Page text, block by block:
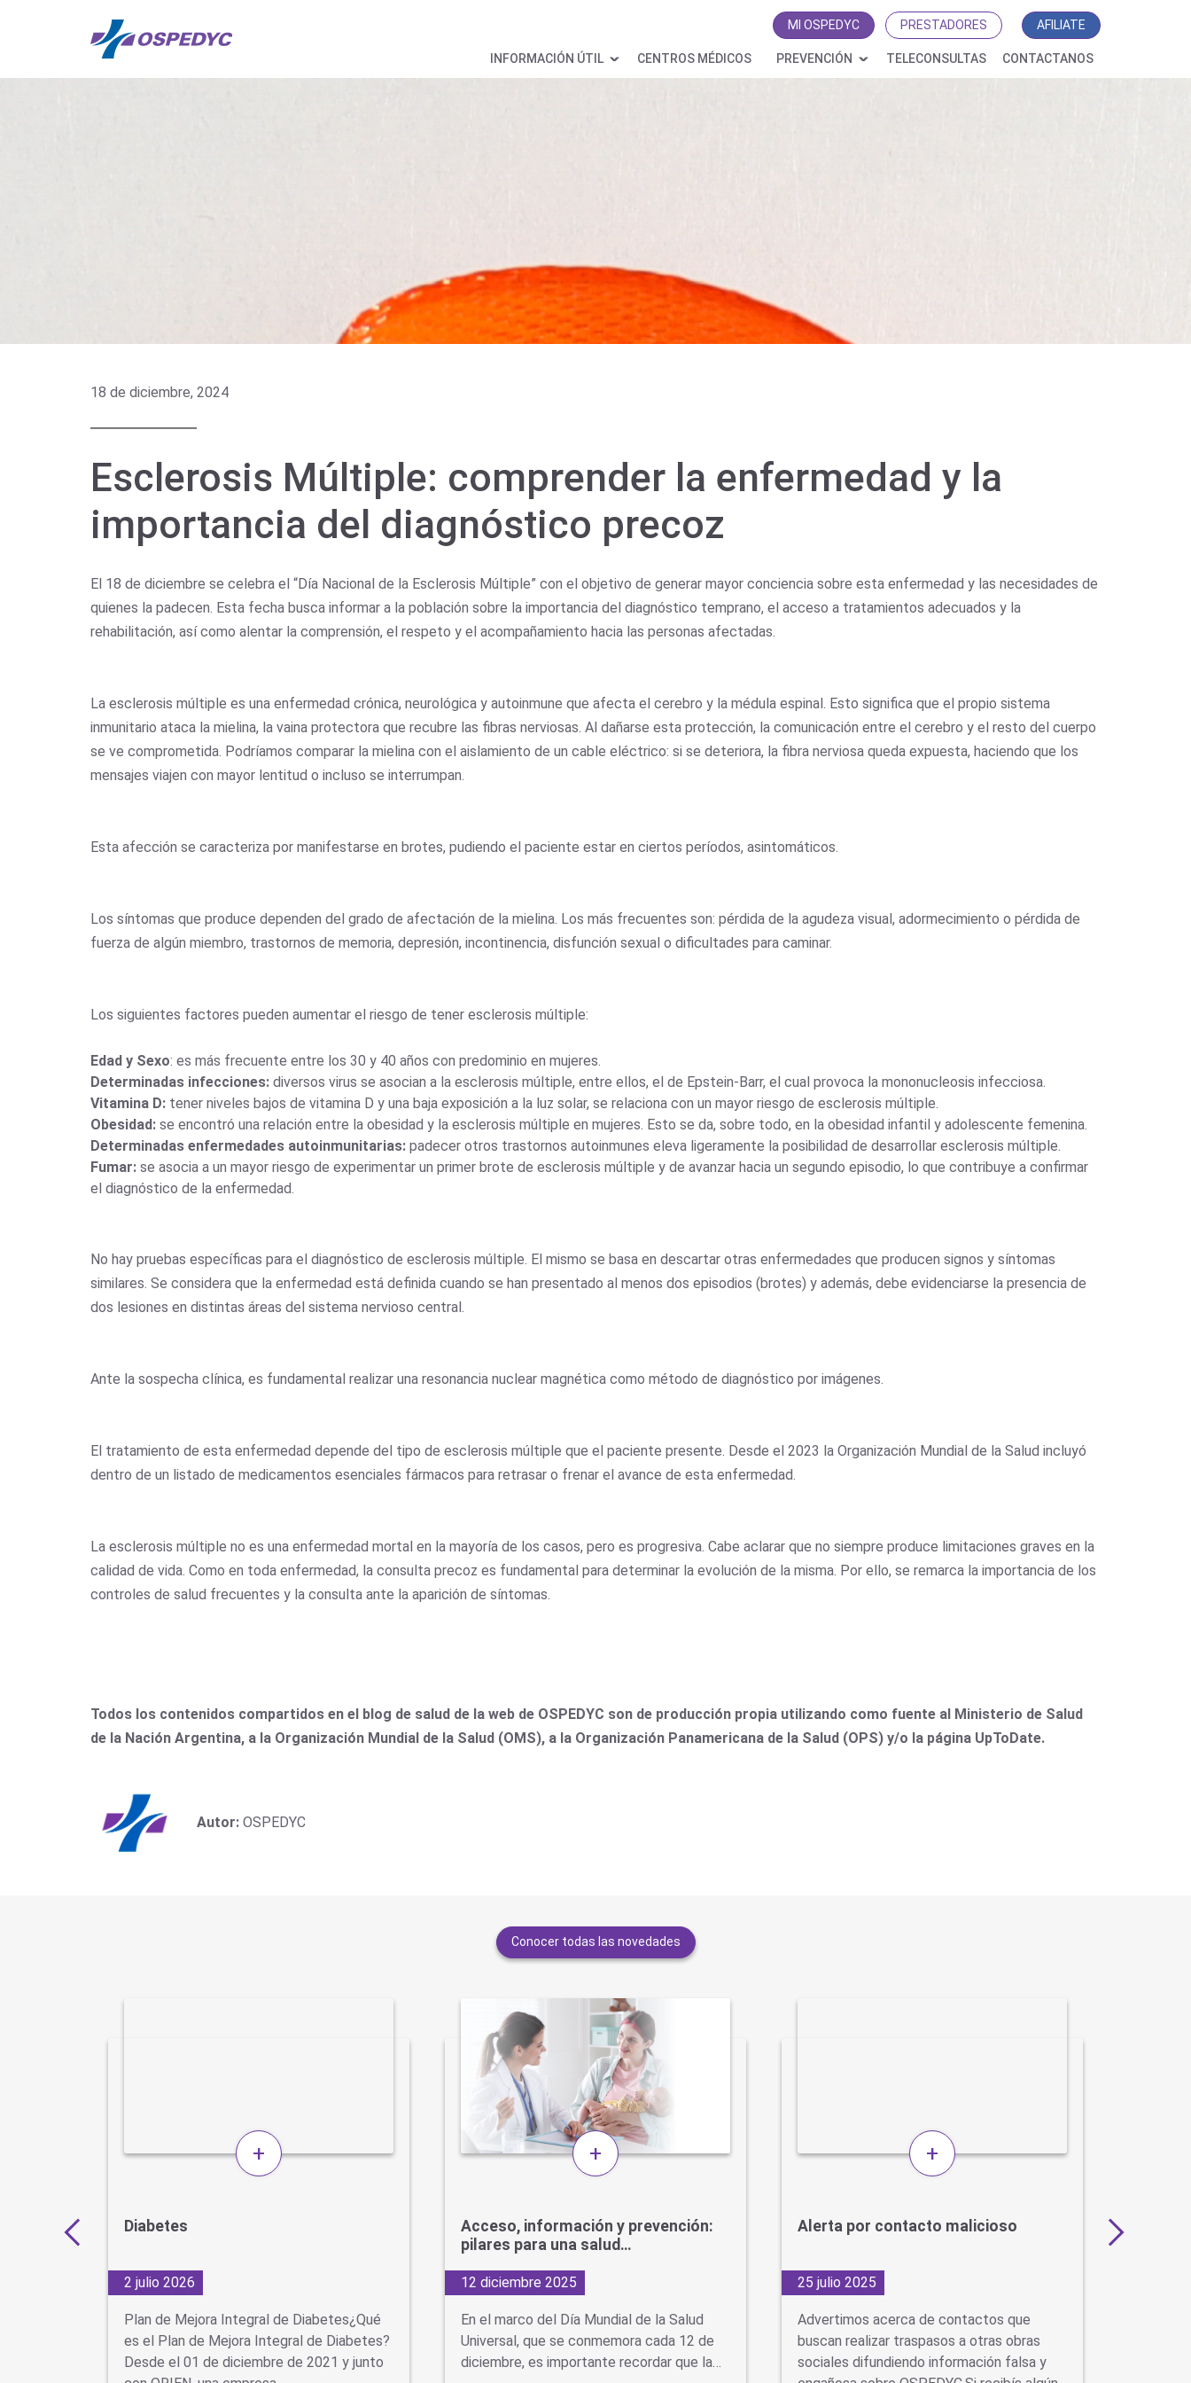
MI OSPEDYC PRESTADORES AFILIATE
INFORMACIÓN ÚTIL CENTROS MÉDICOS PREVENCIÓN TELECONSULTAS CONTACTANOS
18 de diciembre, 2024
Esclerosis Múltiple: comprender la enfermedad y la
importancia del diagnóstico precoz
El 18 de diciembre se celebra el “Día Nacional de la Esclerosis Múltiple” con el objetivo de generar mayor conciencia sobre esta enfermedad y las necesidades de
quienes la padecen. Esta fecha busca informar a la población sobre la importancia del diagnóstico temprano, el acceso a tratamientos adecuados y la
rehabilitación, así como alentar la comprensión, el respeto y el acompañamiento hacia las personas afectadas.
La esclerosis múltiple es una enfermedad crónica, neurológica y autoinmune que afecta el cerebro y la médula espinal. Esto significa que el propio sistema
inmunitario ataca la mielina, la vaina protectora que recubre las fibras nerviosas. Al dañarse esta protección, la comunicación entre el cerebro y el resto del cuerpo
se ve comprometida. Podríamos comparar la mielina con el aislamiento de un cable eléctrico: si se deteriora, la fibra nerviosa queda expuesta, haciendo que los
mensajes viajen con mayor lentitud o incluso se interrumpan.
Esta afección se caracteriza por manifestarse en brotes, pudiendo el paciente estar en ciertos períodos, asintomáticos.
Los síntomas que produce dependen del grado de afectación de la mielina. Los más frecuentes son: pérdida de la agudeza visual, adormecimiento o pérdida de
fuerza de algún miembro, trastornos de memoria, depresión, incontinencia, disfunción sexual o dificultades para caminar.
Los siguientes factores pueden aumentar el riesgo de tener esclerosis múltiple:
Edad y Sexo: es más frecuente entre los 30 y 40 años con predominio en mujeres.
Determinadas infecciones: diversos virus se asocian a la esclerosis múltiple, entre ellos, el de Epstein-Barr, el cual provoca la mononucleosis infecciosa.
Vitamina D: tener niveles bajos de vitamina D y una baja exposición a la luz solar, se relaciona con un mayor riesgo de esclerosis múltiple.
Obesidad: se encontró una relación entre la obesidad y la esclerosis múltiple en mujeres. Esto se da, sobre todo, en la obesidad infantil y adolescente femenina.
Determinadas enfermedades autoinmunitarias: padecer otros trastornos autoinmunes eleva ligeramente la posibilidad de desarrollar esclerosis múltiple.
Fumar: se asocia a un mayor riesgo de experimentar un primer brote de esclerosis múltiple y de avanzar hacia un segundo episodio, lo que contribuye a confirmar
el diagnóstico de la enfermedad.
No hay pruebas específicas para el diagnóstico de esclerosis múltiple. El mismo se basa en descartar otras enfermedades que producen signos y síntomas
similares. Se considera que la enfermedad está definida cuando se han presentado al menos dos episodios (brotes) y además, debe evidenciarse la presencia de
dos lesiones en distintas áreas del sistema nervioso central.
Ante la sospecha clínica, es fundamental realizar una resonancia nuclear magnética como método de diagnóstico por imágenes.
El tratamiento de esta enfermedad depende del tipo de esclerosis múltiple que el paciente presente. Desde el 2023 la Organización Mundial de la Salud incluyó
dentro de un listado de medicamentos esenciales fármacos para retrasar o frenar el avance de esta enfermedad.
La esclerosis múltiple no es una enfermedad mortal en la mayoría de los casos, pero es progresiva. Cabe aclarar que no siempre produce limitaciones graves en la
calidad de vida. Como en toda enfermedad, la consulta precoz es fundamental para determinar la evolución de la misma. Por ello, se remarca la importancia de los
controles de salud frecuentes y la consulta ante la aparición de síntomas.
Todos los contenidos compartidos en el blog de salud de la web de OSPEDYC son de producción propia utilizando como fuente al Ministerio de Salud
de la Nación Argentina, a la Organización Mundial de la Salud (OMS), a la Organización Panamericana de la Salud (OPS) y/o la página UpToDate.
Autor: OSPEDYC
Conocer todas las novedades
+
Diabetes
2 julio 2026
Plan de Mejora Integral de Diabetes¿Qué
es el Plan de Mejora Integral de Diabetes?
Desde el 01 de diciembre de 2021 y junto
+
Acceso, información y prevención:
pilares para una salud…
12 diciembre 2025
En el marco del Día Mundial de la Salud
Universal, que se conmemora cada 12 de
diciembre, es importante recordar que la…
+
Alerta por contacto malicioso
25 julio 2025
Advertimos acerca de contactos que
buscan realizar traspasos a otras obras
sociales difundiendo información falsa y